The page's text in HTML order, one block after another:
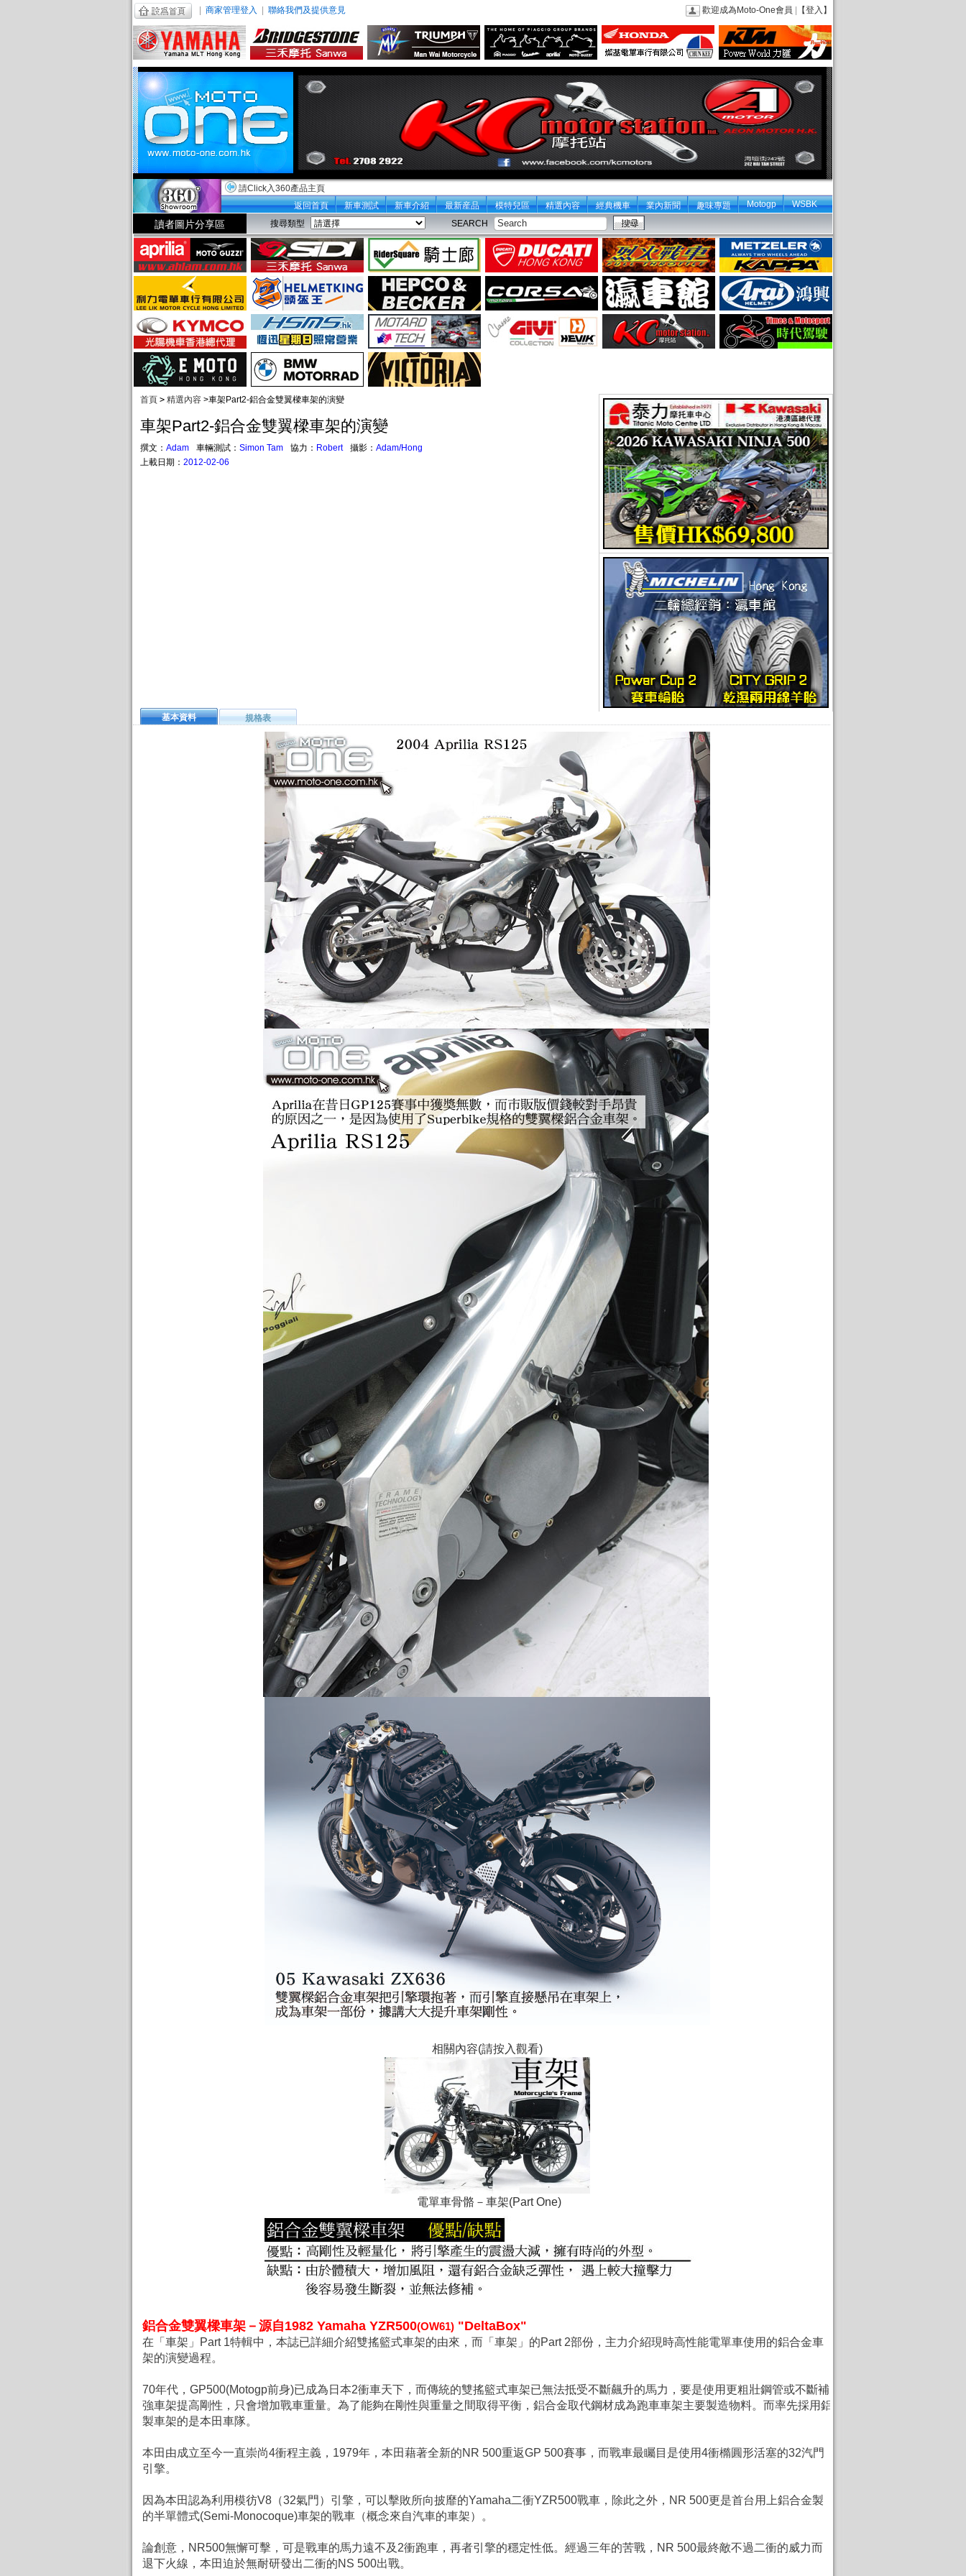
商家管理登入 聯絡我們及提供意見 歡迎成為Moto-One會員 【登入】
請Click入360產品主頁
返回首頁
新車測試 新車介紹 最新産品 模特兒區 精選內容 經典機車 業內新聞 趣味專題 Motogp WSBK
讀者圖片分享區 搜尋類型 SEARCH
首頁 > 精選內容 >車架Part2-鋁合金雙翼樑車架的演變
車架Part2-鋁合金雙翼樑車架的演變
撰文： Adam 車輛測試： Simon Tam 協力： Robert 攝影： Adam/Hong
上載日期： 2012-02-06
基本資料 規格表
相關內容(請按入觀看)
電單車骨骼－車架(Part One)
鋁合金雙翼樑車架－ 源自1982 Yamaha YZR500(OW61) "DeltaBox"
在「車架」Part 1特輯中，本誌已詳細介紹雙搖籃式車架的由來，而「車架」的Part 2部份，主力介紹現時高性能電單車使用的鋁合金車
架的演變過程。
70年代，GP500(Motogp前身)已成為日本2衝車天下，而傳統的雙搖籃式車架已無法抵受不斷飆升的馬力，要是使用更粗壯鋼管或不斷補
強車架提高剛性，只會增加戰車重量。為了能夠在剛性與重量之間取得平衡，鋁合金取代鋼材成為跑車車架主要製造物料。而率先採用鋁
製車架的是本田車隊。
本田由成立至今一直崇尚4衝程主義，1979年，本田藉著全新的NR 500重返GP 500賽事，而戰車最矚目是使用4衝橢圓形活塞的32汽門
引擎。
因為本田認為利用模彷V8（32氣門）引擎，可以擊敗所向披靡的Yamaha二衝YZR500戰車，除此之外，NR 500更是首台用上鋁合金製
的半單體式(Semi-Monocoque)車架的戰車（概念來自汽車的車架）。
論創意，NR500無懈可擊，可是戰車的馬力遠不及2衝跑車，再者引擎的穩定性低。經過三年的苦戰，NR 500最終敵不過二衝的威力而
退下火線，本田迫於無耐研發出二衝的NS 500出戰。